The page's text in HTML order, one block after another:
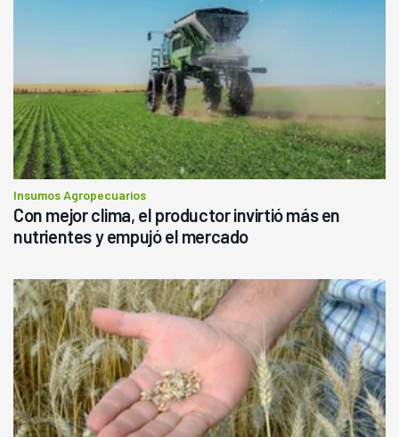
Insumos Agropecuarios
Con mejor clima, el productor invirtió más en
nutrientes y empujó el mercado